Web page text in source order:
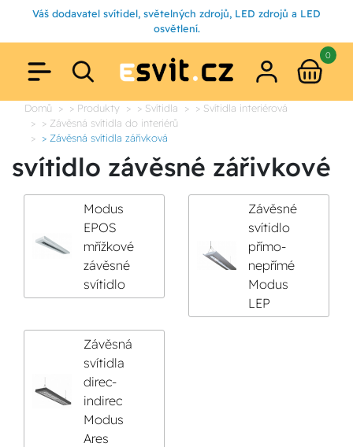
Váš dodavatel svítidel, světelných zdrojů, LED zdrojů a LED
osvětlení.
0
Domů > Produkty > Svítidla
> Svítidla interiérová
> Závěsná svítidla do interiérů
> Závěsná svítidla zářivková
svítidlo závěsné zářivkové
Modus
EPOS
mřížkové
závěsné
svítidlo
Závěsné
svítidlo
přímo-
nepřímé
Modus
LEP
Závěsná
svítidla
direc-
indirec
Modus
Ares